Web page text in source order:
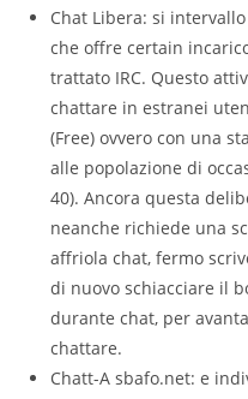
Chat Libera: si
che offre certain
trattato IRC. Questo
chattare in estranei
(Free) ovvero con una
alle popolazione di
40). Ancora questa
neanche richiede una
affriola chat, fermo
di nuovo schiacciare il
durante chat, per
chattare.
Chatt-A sbafo.net: e